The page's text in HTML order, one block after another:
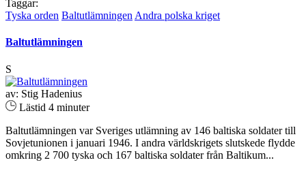
Taggar:
Tyska orden Baltutlämningen Andra polska kriget
Baltutlämningen
S
av: Stig Hadenius
Lästid 4 minuter
Baltutlämningen var Sveriges utlämning av 146 baltiska soldater till
Sovjetunionen i januari 1946. I andra världskrigets slutskede flydde
omkring 2 700 tyska och 167 baltiska soldater från Baltikum...